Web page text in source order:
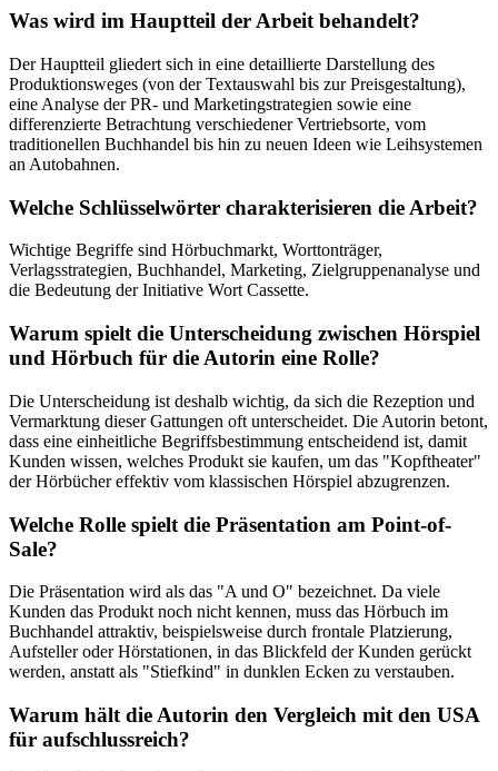
Was wird im Hauptteil der Arbeit behandelt?
Der Hauptteil gliedert sich in eine detaillierte Darstellung des
Produktionsweges (von der Textauswahl bis zur Preisgestaltung),
eine Analyse der PR- und Marketingstrategien sowie eine
differenzierte Betrachtung verschiedener Vertriebsorte, vom
traditionellen Buchhandel bis hin zu neuen Ideen wie Leihsystemen
an Autobahnen.
Welche Schlüsselwörter charakterisieren die Arbeit?
Wichtige Begriffe sind Hörbuchmarkt, Worttonträger,
Verlagsstrategien, Buchhandel, Marketing, Zielgruppenanalyse und
die Bedeutung der Initiative Wort Cassette.
Warum spielt die Unterscheidung zwischen Hörspiel
und Hörbuch für die Autorin eine Rolle?
Die Unterscheidung ist deshalb wichtig, da sich die Rezeption und
Vermarktung dieser Gattungen oft unterscheidet. Die Autorin betont,
dass eine einheitliche Begriffsbestimmung entscheidend ist, damit
Kunden wissen, welches Produkt sie kaufen, um das "Kopftheater"
der Hörbücher effektiv vom klassischen Hörspiel abzugrenzen.
Welche Rolle spielt die Präsentation am Point-of-
Sale?
Die Präsentation wird als das "A und O" bezeichnet. Da viele
Kunden das Produkt noch nicht kennen, muss das Hörbuch im
Buchhandel attraktiv, beispielsweise durch frontale Platzierung,
Aufsteller oder Hörstationen, in das Blickfeld der Kunden gerückt
werden, anstatt als "Stiefkind" in dunklen Ecken zu verstauben.
Warum hält die Autorin den Vergleich mit den USA
für aufschlussreich?